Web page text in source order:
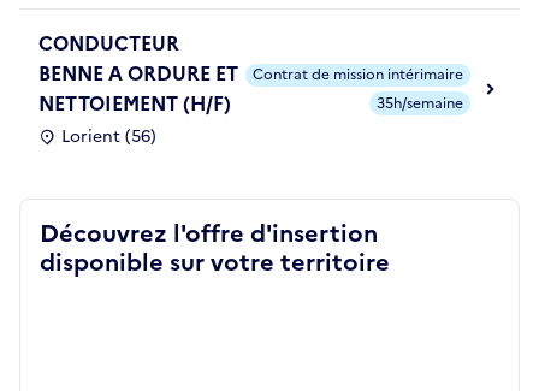
CONDUCTEUR
BENNE A ORDURE ET
NETTOIEMENT (H/F)
Lorient (56)
Contrat de mission intérimaire
35h/semaine
Découvrez l'offre d'insertion
disponible sur votre territoire